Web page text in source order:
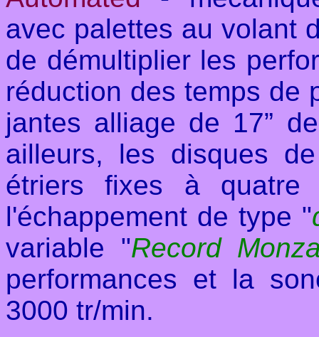
avec palettes au volant
de démultiplier les
réduction des temps de
jantes alliage de 17”
ailleurs, les disques
étriers fixes à
l'échappement de type "
variable "Record
performances et la
3000 tr/min.